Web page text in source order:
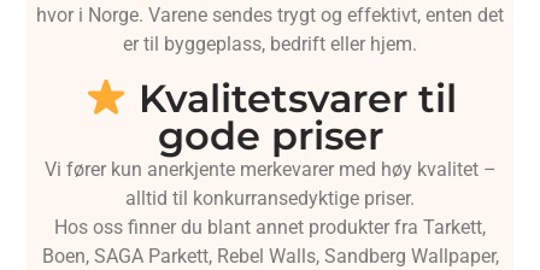
hvor i Norge. Varene sendes trygt og effektivt, enten det
er til byggeplass, bedrift eller hjem.
Kvalitetsvarer til
gode priser
Vi fører kun anerkjente merkevarer med høy kvalitet –
alltid til konkurransedyktige priser.
Hos oss finner du blant annet produkter fra Tarkett,
Boen, SAGA Parkett, Rebel Walls, Sandberg Wallpaper,